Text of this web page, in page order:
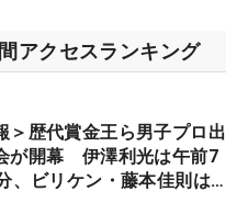
アクセスランキング
＞歴代賞金王ら男子プロ出
が開幕 伊澤利光は午前7
、ビリケン・藤本佳則は